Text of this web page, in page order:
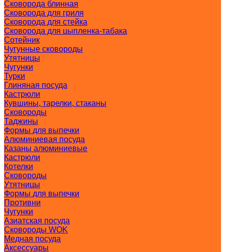
Сковорода блинная
Сковорода для гриля
Сковорода для стейка
Сковорода для цыпленка-табака
Сотейник
Чугунные сковороды
Утятницы
Чугунки
Турки
Глиняная посуда
Кастрюли
Кувшины, тарелки, стаканы
Сковороды
Таджины
Формы для выпечки
Алюминиевая посуда
Казаны алюминиевые
Кастрюли
Котелки
Сковороды
Утятницы
Формы для выпечки
Противни
Чугунки
Азиатская посуда
Сковороды WOK
Медная посуда
Аксессуары